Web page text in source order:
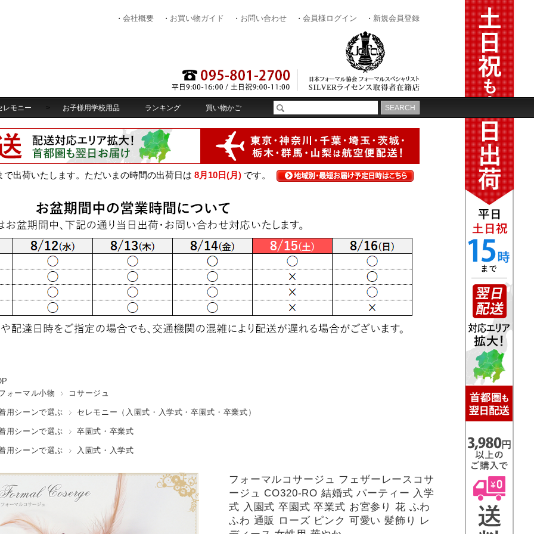
ォーマル小物
コサージュ
用シーンで選ぶ セレモニー（入園式・入学式・卒園式・卒業式）
用シーンで選ぶ 卒園式・卒業式
用シーンで選ぶ 入園式・入学式
フォーマルコサージュ フェザーレースコサ
ージュ CO320-RO 結婚式 パーティー 入学
式 入園式 卒園式 卒業式 お宮参り 花 ふわ
ふわ 通販 ローズ ピンク 可愛い 髪飾り レ